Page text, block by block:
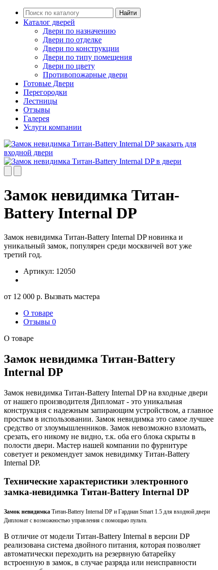
Найти
Каталог дверей
Двери по назначению
Двери по отделке
Двери по конструкции
Двери по типу помещения
Двери по цвету
Противопожарные двери
Готовые Двери
Перегородки
Лестницы
Отзывы
Галерея
Услуги компании
Замок невидимка Титан-
Battery Internal DP
Замок невидимка Титан-Battery Internal DP новинка и
уникальный замок, популярен среди москвичей вот уже
третий год.
Артикул: 12050
от 12 000 р. Вызвать мастера
О товаре
Отзывы 0
О товаре
Замок невидимка Титан-Battery
Internal DP
Замок невидимка Титан-Battery Internal DP на входные двери
от нашего производителя Дипломат - это уникальная
конструкция с надежным запирающим устройством, а главное
простым в использовании. Замок невидимка это самое лучшее
средство от злоумышленников. Замок невозможно взломать,
срезать, его никому не видно, т.к. оба его блока скрыты в
полости двери. Мастер нашей компании по фурнитуре
советует и рекомендует замок невидимку Титан-Battery
Internal DP.
Технические характеристики электронного
замка-невидимка Титан-Battery Internal DP
Замок невидимка Титан-Battery Internal DP и Гардиан Smart 1.5 для входной двери
Дипломат с возможностью управления с помощью пульта.
В отличие от модели Титан-Battery Internal в версии DP
реализована система двойного питания, которая позволяет
автоматически переходить на резервную батарейку
встроенную в замок, в случае разряда или неисправности